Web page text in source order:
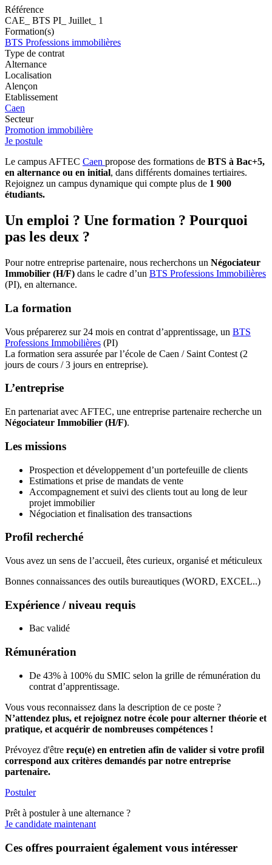
Référence
CAE_ BTS PI_ Juillet_ 1
Formation(s)
BTS Professions immobilières
Type de contrat
Alternance
Localisation
Alençon
Etablissement
Caen
Secteur
Promotion immobilière
Je postule
Le campus AFTEC Caen propose des formations de BTS à Bac+5,
en alternance ou en initial, dans différents domaines tertiaires.
Rejoignez un campus dynamique qui compte plus de 1 900
étudiants.
Un emploi ? Une formation ? Pourquoi
pas les deux ?
Pour notre entreprise partenaire, nous recherchons un Négociateur
Immobilier (H/F) dans le cadre d’un BTS Professions Immobilières
(PI), en alternance.
La formation
Vous préparerez sur 24 mois en contrat d’apprentissage, un BTS
Professions Immobilières (PI)
La formation sera assurée par l’école de Caen / Saint Contest (2
jours de cours / 3 jours en entreprise).
L’entreprise
En partenariat avec AFTEC, une entreprise partenaire recherche un
Négociateur Immobilier (H/F).
Les missions
Prospection et développement d’un portefeuille de clients
Estimations et prise de mandats de vente
Accompagnement et suivi des clients tout au long de leur
projet immobilier
Négociation et finalisation des transactions
Profil recherché
Vous avez un sens de l’accueil, êtes curieux, organisé et méticuleux
Bonnes connaissances des outils bureautiques (WORD, EXCEL..)
Expérience / niveau requis
Bac validé
Rémunération
De 43% à 100% du SMIC selon la grille de rémunération du
contrat d’apprentissage.
Vous vous reconnaissez dans la description de ce poste ?
N’attendez plus, et rejoignez notre école pour alterner théorie et
pratique, et acquérir de nombreuses compétences !
Prévoyez d'être reçu(e) en entretien afin de valider si votre profil
correspond aux critères demandés par notre entreprise
partenaire.
Postuler
Prêt à postuler à une alternance ?
Je candidate maintenant
Ces offres pourraient également vous intéresser